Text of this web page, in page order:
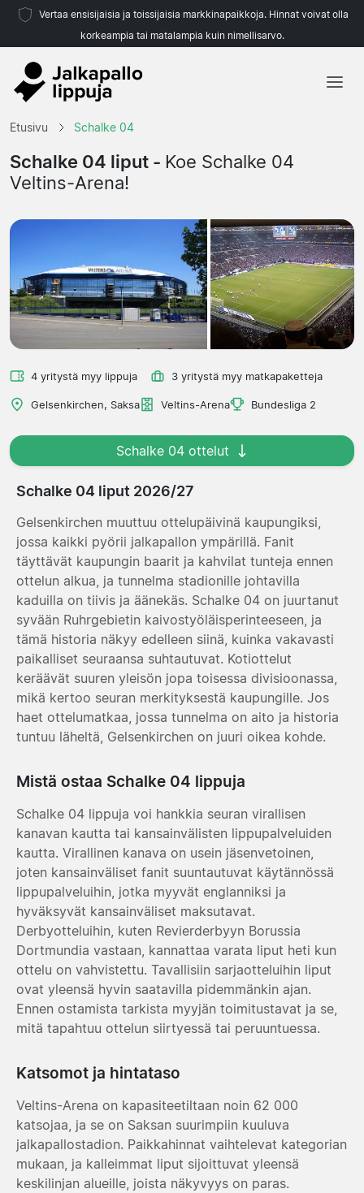
Vertaa ensisijaisia ja toissijaisia markkinapaikkoja. Hinnat voivat olla
korkeampia tai matalampia kuin nimellisarvo.
Joukkueet
Etusivu Schalke 04
Schalke 04 liput - Koe Schalke 04
Veltins-Arena!
4 yritystä myy lippuja 3 yritystä myy matkapaketteja
Gelsenkirchen, Saksa Veltins-Arena Bundesliga 2
Schalke 04 ottelut
Schalke 04 liput 2026/27
Gelsenkirchen muuttuu ottelupäivinä kaupungiksi,
jossa kaikki pyörii jalkapallon ympärillä. Fanit
täyttävät kaupungin baarit ja kahvilat tunteja ennen
ottelun alkua, ja tunnelma stadionille johtavilla
kaduilla on tiivis ja äänekäs. Schalke 04 on juurtanut
syvään Ruhrgebietin kaivostyöläisperinteeseen, ja
tämä historia näkyy edelleen siinä, kuinka vakavasti
paikalliset seuraansa suhtautuvat. Kotiottelut
keräävät suuren yleisön jopa toisessa divisioonassa,
mikä kertoo seuran merkityksestä kaupungille. Jos
haet ottelumatkaa, jossa tunnelma on aito ja historia
tuntuu läheltä, Gelsenkirchen on juuri oikea kohde.
Mistä ostaa Schalke 04 lippuja
Schalke 04 lippuja voi hankkia seuran virallisen
kanavan kautta tai kansainvälisten lippupalveluiden
kautta. Virallinen kanava on usein jäsenvetoinen,
joten kansainväliset fanit suuntautuvat käytännössä
lippupalveluihin, jotka myyvät englanniksi ja
hyväksyvät kansainväliset maksutavat.
Derbyotteluihin, kuten Revierderbyyn Borussia
Dortmundia vastaan, kannattaa varata liput heti kun
ottelu on vahvistettu. Tavallisiin sarjaotteluihin liput
ovat yleensä hyvin saatavilla pidemmänkin ajan.
Ennen ostamista tarkista myyjän toimitustavat ja se,
mitä tapahtuu ottelun siirtyessä tai peruuntuessa.
Katsomot ja hintataso
Veltins-Arena on kapasiteetiltaan noin 62 000
katsojaa, ja se on Saksan suurimpiin kuuluva
jalkapallostadion. Paikkahinnat vaihtelevat kategorian
mukaan, ja kalleimmat liput sijoittuvat yleensä
keskilinjan alueille, joista näkyvyys on paras.